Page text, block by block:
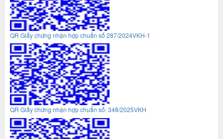
QR Giấy chứng nhận hợp chuẩn số 287/2024VKH-1
QR Giấy chứng nhận hợp chuẩn số: 348/2025VKH